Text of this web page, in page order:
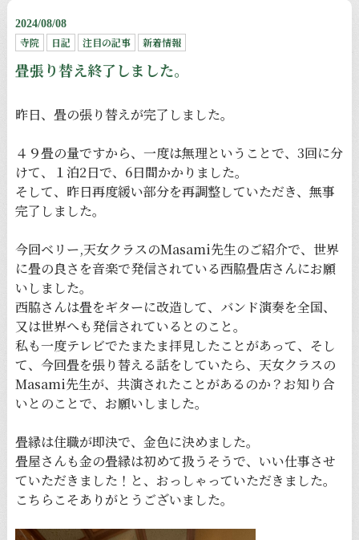
2024/08/08
寺院 日記 注目の記事 新着情報
畳張り替え終了しました。
昨日、畳の張り替えが完了しました。
４９畳の量ですから、一度は無理ということで、3回に分
けて、１泊2日で、6日間かかりました。
そして、昨日再度緩い部分を再調整していただき、無事
完了しました。
今回ベリー,天女クラスのMasami先生のご紹介で、世界
に畳の良さを音楽で発信されている西脇畳店さんにお願
いしました。
西脇さんは畳をギターに改造して、バンド演奏を全国、
又は世界へも発信されているとのこと。
私も一度テレビでたまたま拝見したことがあって、そし
て、今回畳を張り替える話をしていたら、天女クラスの
Masami先生が、共演されたことがあるのか？お知り合
いとのことで、お願いしました。
畳縁は住職が即決で、金色に決めました。
畳屋さんも金の畳縁は初めて扱うそうで、いい仕事させ
ていただきました！と、おっしゃっていただきました。
こちらこそありがとうございました。